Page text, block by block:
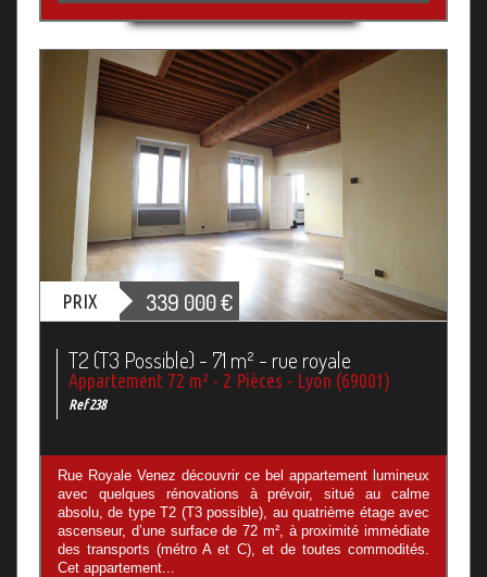
PRIX 339 000€
T2 (T3 Possible) - 71 m² - rue royale
Appartement 72 m² - 2 Pièces - Lyon (69001)
Ref 238
Rue Royale Venez découvrir ce bel appartement lumineux
avec quelques rénovations à prévoir, situé au calme
absolu, de type T2 (T3 possible), au quatrième étage avec
ascenseur, d’une surface de 72 m², à proximité immédiate
des transports (métro A et C), et de toutes commodités.
Cet appartement...